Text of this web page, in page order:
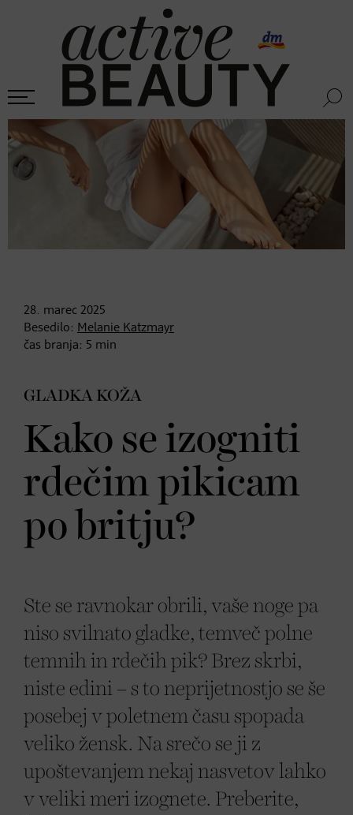
28. marec 2025
Besedilo: Melanie Katzmayr
čas branja: 5 min
GLADKA KOŽA
Kako se izogniti
rdečim pikicam
po britju?
Ste se ravnokar obrili, vaše noge pa
niso svilnato gladke, temveč polne
temnih in rdečih pik? Brez skrbi,
niste edini – s to neprijetnostjo se še
posebej v poletnem času spopada
veliko žensk. Na srečo se ji z
upoštevanjem nekaj nasvetov lahko
v veliki meri izognete. Preberite,